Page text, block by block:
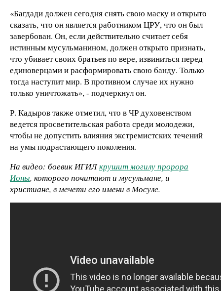
«Багдади должен сегодня снять свою маску и открыто
сказать, что он является работником ЦРУ, что он был
завербован. Он, если действительно считает себя
истинным мусульманином, должен открыто признать,
что убивает своих братьев по вере, извиниться перед
единоверцами и расформировать свою банду. Только
тогда наступит мир. В противном случае их нужно
только уничтожать», - подчеркнул он.
Р. Кадыров также отметил, что в ЧР духовенством
ведется просветительская работа среди молодежи,
чтобы не допустить влияния экстремистских течений
на умы подрастающего поколения.
На видео: боевик ИГИЛкрушит могилу пророра
Ионы, которого почитают и мусульмане, и
христиане, в мечети его имени в Мосуле.